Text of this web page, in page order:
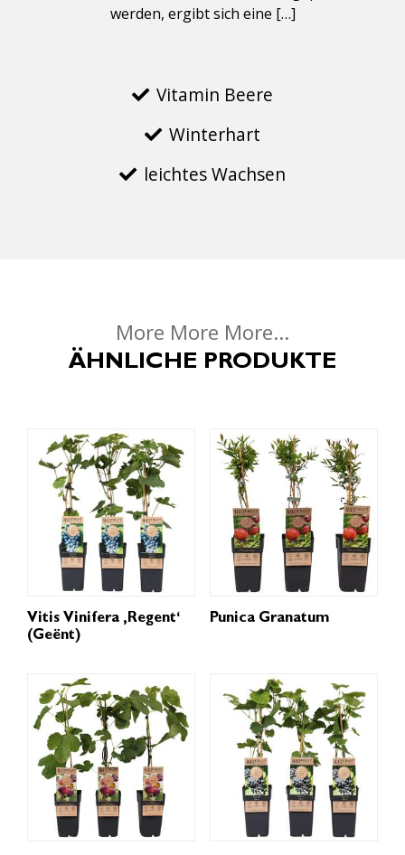
werden, ergibt sich eine […]
Vitamin Beere
Winterhart
leichtes Wachsen
More More More...
ÄHNLICHE PRODUKTE
Vitis Vinifera ‚Regent‘
(geënt)
Punica Granatum